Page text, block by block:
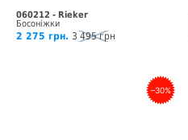
060212 - Rieker
Босоніжки
2 275 грн. 3 495 грн
–30%